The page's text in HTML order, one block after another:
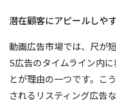
潜在顧客にアピールしや
動画広告市場では、尺が
S広告のタイムライン内
とが理由の一つです。こ
されるリスティング広告